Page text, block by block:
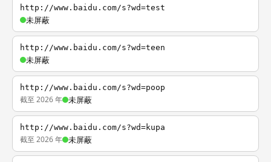
http://www.baidu.com/s?wd=test
未屏蔽
http://www.baidu.com/s?wd=teen
未屏蔽
http://www.baidu.com/s?wd=poop
截至 2026 年 未屏蔽
http://www.baidu.com/s?wd=kupa
截至 2026 年 未屏蔽